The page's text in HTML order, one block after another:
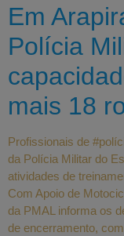
Em
Polícia
mais 18
Profissionais de
da Polícia Militar do
atividades de
Com Apoio de
da PMAL informa os
de encerramento,